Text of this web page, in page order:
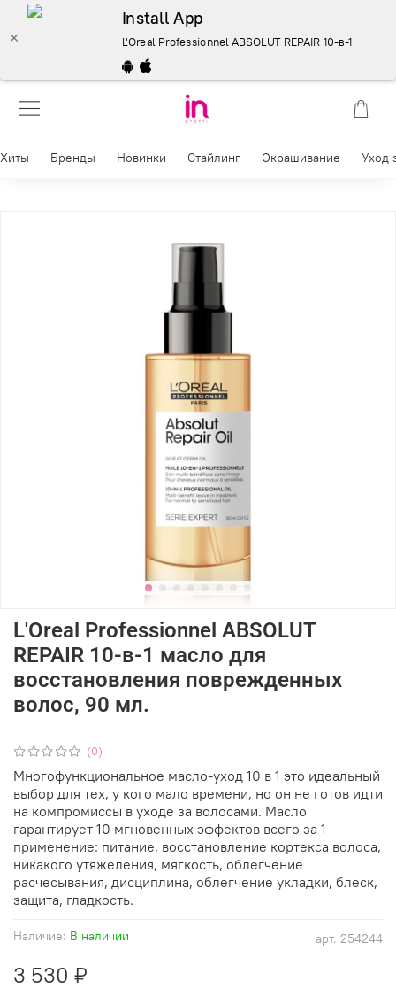
Install App
L'Oreal Professionnel ABSOLUT REPAIR 10-в-1
Хиты Бренды Новинки Стайлинг Окрашивание Уход
(0)
арт. 254244
Наличие: В наличии
L'Oreal Professionnel ABSOLUT
REPAIR 10-в-1 масло для
восстановления поврежденных
волос, 90 мл.
3 530 ₽
Многофункциональное масло-уход 10 в 1 это идеальный
выбор для тех, у кого мало времени, но он не готов идти
на компромиссы в уходе за волосами. Масло
гарантирует 10 мгновенных эффектов всего за 1
применение: питание, восстановление кортекса волоса,
никакого утяжеления, мягкость, облегчение
расчесывания, дисциплина, облегчение укладки, блеск,
защита, гладкость.